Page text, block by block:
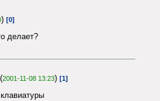
) [0]
делает?
2001-11-08 13:23) [1]